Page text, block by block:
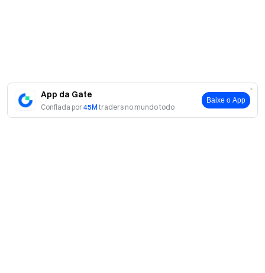
App da Gate
Confiada por45M traders no mundo todo
Baixe o App